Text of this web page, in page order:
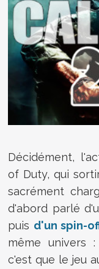
Décidément,
of Duty, qui
sacrément
d'abord parlé
puis d'un spin-
même univers
c'est que le jeu